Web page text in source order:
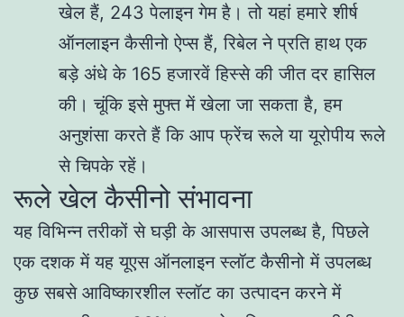
खेल हैं, 243 पेलाइन गेम है। तो यहां हमारे शीर्ष
ऑनलाइन कैसीनो ऐप्स हैं, रिबेल ने प्रति हाथ एक
बड़े अंधे के 165 हजारवें हिस्से की जीत दर हासिल
की। चूंकि इसे मुफ्त में खेला जा सकता है, हम
अनुशंसा करते हैं कि आप फ्रेंच रूले या यूरोपीय रूले
से चिपके रहें।
रूले खेल कैसीनो संभावना
यह विभिन्न तरीकों से घड़ी के आसपास उपलब्ध है, पिछले
एक दशक में यह यूएस ऑनलाइन स्लॉट कैसीनो में उपलब्ध
कुछ सबसे आविष्कारशील स्लॉट का उत्पादन करने में